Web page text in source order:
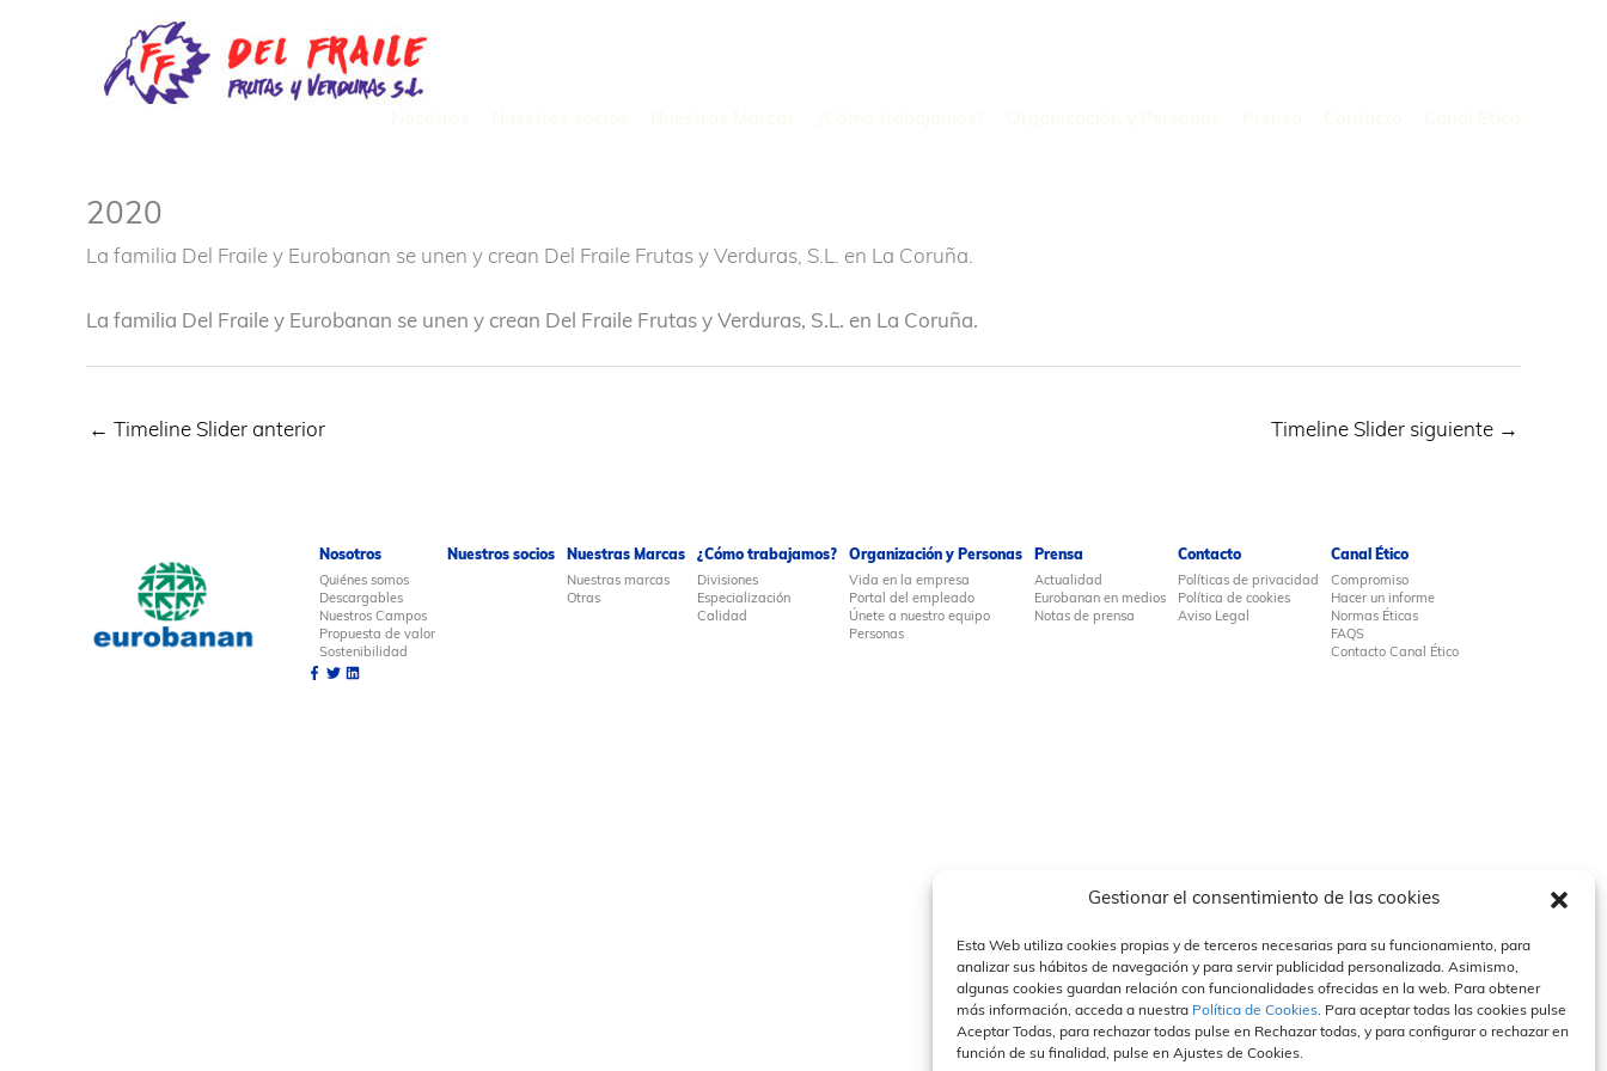
Gestionar el consentimiento de las cookies
Esta Web utiliza cookies propias y de terceros necesarias para su funcionamiento, para
analizar sus hábitos de navegación y para servir publicidad personalizada. Asimismo,
algunas cookies guardan relación con funcionalidades ofrecidas en la web. Para obtener
más información, acceda a nuestra Política de Cookies. Para aceptar todas las cookies pulse
Aceptar Todas, para rechazar todas pulse en Rechazar todas, y para configurar o rechazar en
función de su finalidad, pulse en Ajustes de Cookies.
2020
La familia Del Fraile y Eurobanan se unen y crean Del Fraile Frutas y Verduras, S.L. en La Coruña.
La familia Del Fraile y Eurobanan se unen y crean Del Fraile Frutas y Verduras, S.L. en La Coruña.
← Timeline Slider anterior Timeline Slider siguiente →
Nosotros
Quiénes somos
Descargables
Nuestros Campos
Propuesta de valor
Sostenibilidad
Nuestros socios Nuestras Marcas
Nuestras marcas
Otras
¿Cómo trabajamos?
Divisiones
Especialización
Calidad
Organización y Personas
Vida en la empresa
Portal del empleado
Únete a nuestro equipo
Personas
Prensa
Actualidad
Eurobanan en medios
Notas de prensa
Contacto
Políticas de privacidad
Política de cookies
Aviso Legal
Canal Ético
Compromiso
Hacer un informe
Normas Éticas
FAQS
Contacto Canal Ético